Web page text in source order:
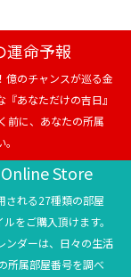
運命予報
億のチャンスが巡る金
あなただけの吉日』
前に、あなたの所属
Store
される27種類の部屋
をご購入頂けます。
ンダーは、日々の生活
所属部屋番号を調べ